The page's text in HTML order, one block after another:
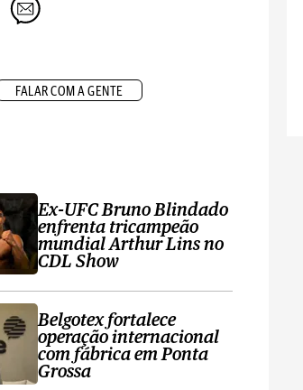
FALAR COM A GENTE
Ex-UFC Bruno Blindado
enfrenta tricampeão
mundial Arthur Lins no
CDL Show
Belgotex fortalece
operação internacional
com fábrica em Ponta
Grossa